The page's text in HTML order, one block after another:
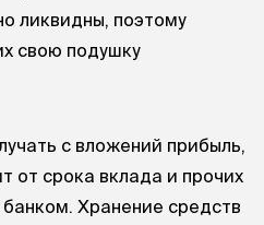
ликвидны, поэтому
свою подушку
с вложений прибыль,
от срока вклада и прочих
Хранение средств